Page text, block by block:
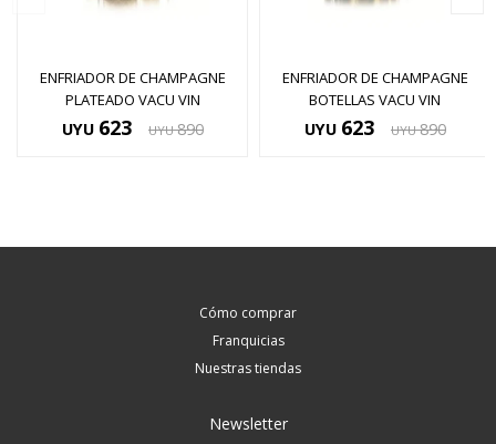
ENFRIADOR DE CHAMPAGNE
PLATEADO VACU VIN
UYU 623 UYU 890
ENFRIADOR DE CHAMPAGNE
BOTELLAS VACU VIN
UYU 623 UYU 890
Cómo comprar
Franquicias
Nuestras tiendas
Newsletter